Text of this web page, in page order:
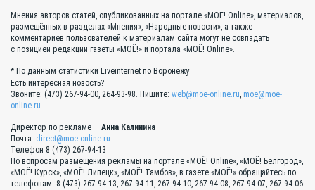
Мнения авторов статей, опубликованных на портале «МОЁ! Online», материалов,
размещённых в разделах «Мнения», «Народные новости», а также
комментариев пользователей к материалам сайта могут не совпадать
с позицией редакции газеты «МОЁ!» и портала «МОЁ! Online».
* По данным статистики Liveinternet по Воронежу
Есть интересная новость?
Звоните: (473) 267-94-00, 264-93-98. Пишите: web@moe-online.ru, moe@moe-
online.ru
Директор по рекламе — Анна Калинина
Почта: direct@moe-online.ru
Телефон 8 (473) 267-94-13
По вопросам размещения рекламы на портале «МОЁ! Online», «МОЁ! Белгород»,
«МОЁ! Курск», «МОЁ! Липецк», «МОЁ! Тамбов», в газете «МОЁ!» обращайтесь по
телефонам: 8 (473) 267-94-13, 267-94-11, 267-94-10, 267-94-08, 267-94-07, 267-94-06